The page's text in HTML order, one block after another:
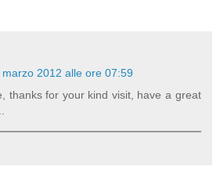
marzo 2012 alle ore 07:59
thanks for your kind visit, have a great